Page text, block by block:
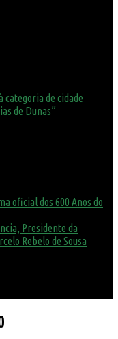
categoria de cidade
de Dunas”
oficial dos 600 Anos do
Presidente da
Rebelo de Sousa